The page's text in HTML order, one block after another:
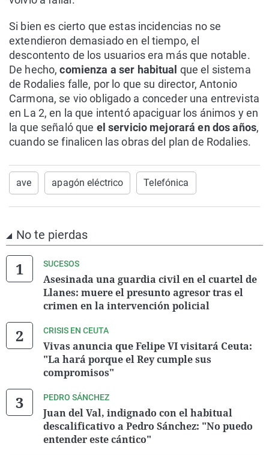
Si bien es cierto que estas incidencias no se
extendieron demasiado en el tiempo, el
descontento de los usuarios era más que notable.
De hecho,comienza a ser habitual que el sistema
de Rodalies falle, por lo que su director, Antonio
Carmona, se vio obligado a conceder una entrevista
en La 2, en la que intentó apaciguar los ánimos y en
la que señaló que el servicio mejorará en dos años,
cuando se finalicen las obras del plan de Rodalies.
ave apagón eléctrico Telefónica
No te pierdas
SUCESOS
Asesinada una guardia civil en el cuartel de
Llanes: muere el presunto agresor tras el
crimen en la intervención policial
CRISIS EN CEUTA
Vivas anuncia que Felipe VI visitará Ceuta:
"La hará porque el Rey cumple sus
compromisos"
PEDRO SÁNCHEZ
Juan del Val, indignado con el habitual
descalificativo a Pedro Sánchez: "No puedo
entender este cántico"